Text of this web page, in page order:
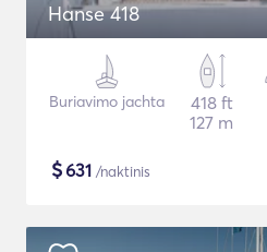
Hanse 418
Buriavimo jachta
418 ft
127 m
$631 /naktinis